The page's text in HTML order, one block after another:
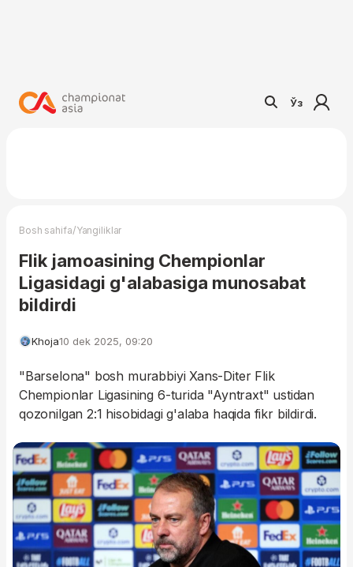
Ўз
Bosh sahifa/Yangiliklar
Flik jamoasining Chempionlar
Ligasidagi g'alabasiga munosabat
bildirdi
Khoja10 dek 2025, 09:20
"Barselona" bosh murabbiyi Xans-Diter Flik
Chempionlar Ligasining 6-turida "Ayntraxt" ustidan
qozonilgan 2:1 hisobidagi g'alaba haqida fikr bildirdi.